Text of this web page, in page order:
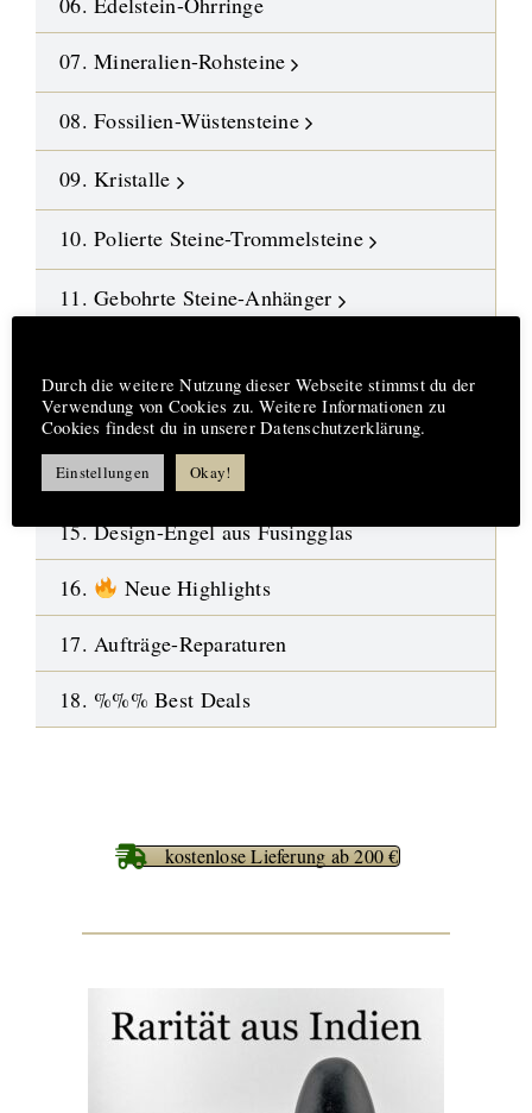
07. Mineralien-Rohsteine
08. Fossilien-Wüstensteine
09. Kristalle
10. Polierte Steine-Trommelsteine
11. Gebohrte Steine-Anhänger
13. DIY-Schmuckteile
14. Symbol-Schmuck
15. Design-Engel aus Fusingglas
16.
Neue Highlights
17. Aufträge-Reparaturen
18. %%% Best Deals
kostenlose Lieferung ab 200 €
Durch die weitere Nutzung dieser Webseite stimmst du der
Verwendung von Cookies zu. Weitere Informationen zu
Cookies findest du in unserer Datenschutzerklärung.
Einstellungen Okay!